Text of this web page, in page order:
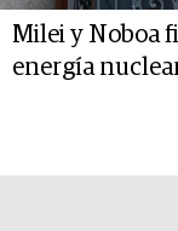
Milei y Noboa
energía